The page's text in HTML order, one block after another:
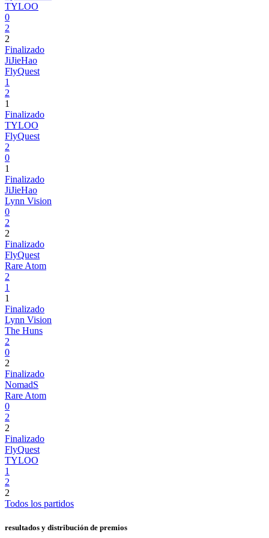
TYLOO
0
2
2
Finalizado
JiJieHao
FlyQuest
1
2
1
Finalizado
TYLOO
FlyQuest
2
0
1
Finalizado
JiJieHao
Lynn Vision
0
2
2
Finalizado
FlyQuest
Rare Atom
2
1
1
Finalizado
Lynn Vision
The Huns
2
0
2
Finalizado
NomadS
Rare Atom
0
2
2
Finalizado
FlyQuest
TYLOO
1
2
2
Todos los partidos
resultados y distribución de premios